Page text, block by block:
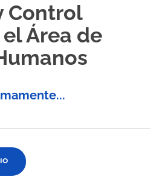
Control
Área de